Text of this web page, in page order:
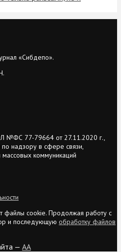
«Сибдепо».
№ФС 77-79664 от 27.11.2020 г.,
надзору в сфере связи,
коммуникаций
файлы cookie. Продолжая работу с
и последующую обработку файлов
— AA